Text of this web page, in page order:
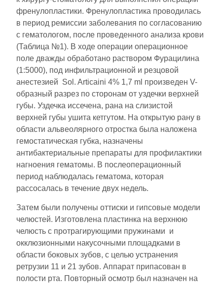
френулопластики. Френулопластика проводилась
в период ремиссии заболевания по согласованию
с гематологом, после проведенного анализа крови
(Таблица №1). В ходе операции операционное
поле дважды обработано раствором Фурацилина
(1:5000), под инфильтрационной и резцовой
анестезией Sol. Articaini 4% 1,7 ml произведен V-
образный разрез по сторонам от уздечки верхней
губы. Уздечка иссечена, рана на слизистой
верхней губы ушита кетгутом. На открытую рану в
области альвеолярного отростка была наложена
гемостатическая губка, назначены
антибактериальные препараты для профилактики
нагноения гематомы. В послеоперационный
период наблюдалась гематома, которая
рассосалась в течение двух недель.
Затем были получены оттиски и гипсовые модели
челюстей. Изготовлена пластинка на верхнюю
челюсть с протрагирующими пружинами и
окклюзионными накусочными площадками в
области боковых зубов, с целью устранения
ретрузии 11 и 21 зубов. Аппарат припасован в
полости рта. Повторный осмотр был назначен на